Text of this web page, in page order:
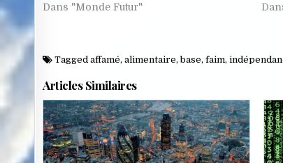
Dans "Monde Futur"
Taggedaffamé,alimentaire,base,faim,
Articles Similaires
Posted
in